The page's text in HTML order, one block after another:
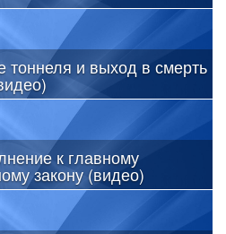
тоннеля и выход в смерть
к главному
закону (видео)